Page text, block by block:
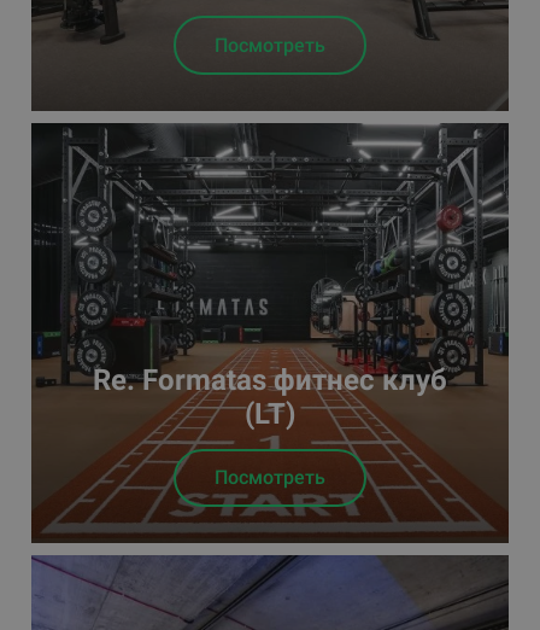
Посмотреть
Re. Formatas фитнес клуб
(LT)
Посмотреть